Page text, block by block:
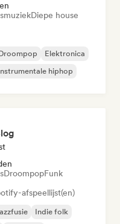
Diepe house
Elektronica
hiphop
DroompopFunk
afspeellijst(en)
Indie folk